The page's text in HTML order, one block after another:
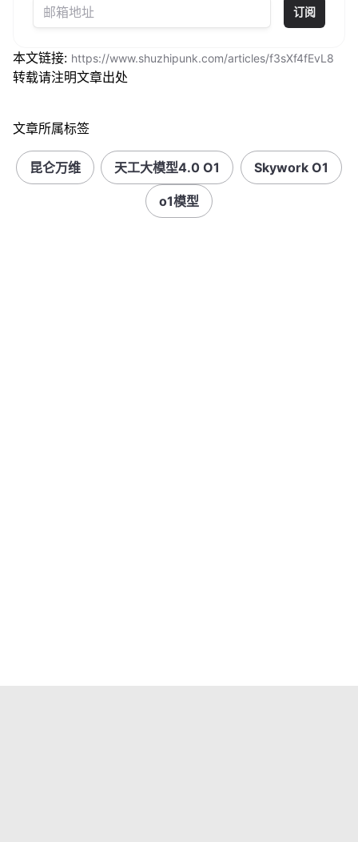
订阅
本文链接: https://www.shuzhipunk.com/articles/f3sXf4fEvL8
转载请注明文章出处
文章所属标签
昆仑万维 天工大模型4.0 O1 Skywork O1
o1模型